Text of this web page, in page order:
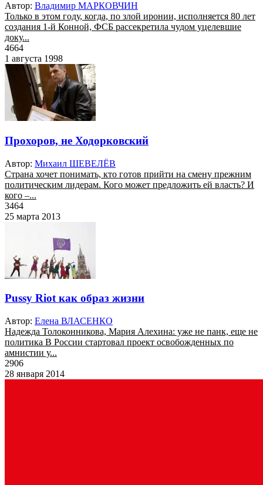
Автор: Владимир МАРКОВЧИН
Только в этом году, когда, по злой иронии, исполняется 80 лет
создания 1-й Конной, ФСБ рассекретила чудом уцелевшие
доку...
4664
1 августа 1998
Прохоров, не Ходорковский
Автор: Михаил ШЕВЕЛЁВ
Страна хочет понимать, кто готов прийти на смену прежним
политическим лидерам. Кого может предложить ей власть? И
кого –...
3464
25 марта 2013
Pussy Riot как образ жизни
Автор: Елена ВЛАСЕНКО
Надежда Толоконникова, Мария Алехина: уже не панк, еще не
политика В России стартовал проект освобожденных по
амнистии у...
2906
28 января 2014